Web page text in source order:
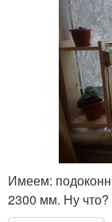
Имеем:
2300 мм. Ну